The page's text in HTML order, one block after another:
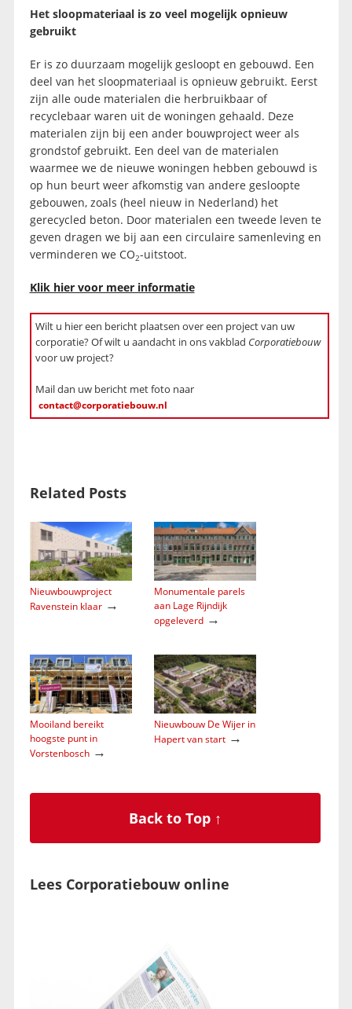
Het sloopmateriaal is zo veel mogelijk opnieuw
gebruikt
Er is zo duurzaam mogelijk gesloopt en gebouwd. Een
deel van het sloopmateriaal is opnieuw gebruikt. Eerst
zijn alle oude materialen die herbruikbaar of
recyclebaar waren uit de woningen gehaald. Deze
materialen zijn bij een ander bouwproject weer als
grondstof gebruikt. Een deel van de materialen
waarmee we de nieuwe woningen hebben gebouwd is
op hun beurt weer afkomstig van andere gesloopte
gebouwen, zoals (heel nieuw in Nederland) het
gerecycled beton. Door materialen een tweede leven te
geven dragen we bij aan een circulaire samenleving en
verminderen we CO2-uitstoot.
Klik hier voor meer informatie
Wilt u hier een bericht plaatsen over een project van uw
corporatie? Of wilt u aandacht in ons vakblad Corporatiebouw
voor uw project?
Mail dan uw bericht met foto naar
contact@corporatiebouw.nl
Related Posts
Nieuwbouwproject
Ravenstein klaar→
Monumentale parels
aan Lage Rijndijk
opgeleverd→
Mooiland bereikt
hoogste punt in
Vorstenbosch→
Nieuwbouw De Wijer in
Hapert van start→
Back to Top ↑
Lees Corporatiebouw online